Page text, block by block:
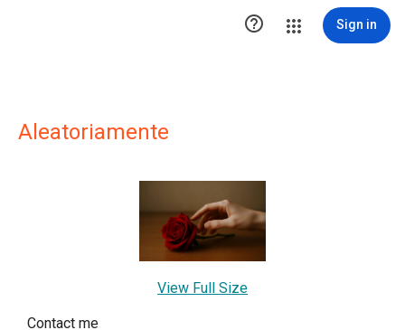
 Sign in
Aleatoriamente
View Full Size
Contact me